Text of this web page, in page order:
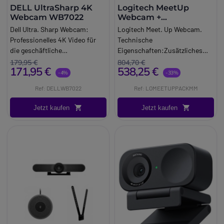
DELL UltraSharp 4K
Webcam WB7022
Dell Ultra. Sharp Webcam:
Professionelles 4K Video für
die geschäftliche
Zusammenarbeit.
179,95 €
171,95 € -4%
Ref: DELLWB7022
Jetzt kaufen
Logitech MeetUp
Webcam +
Erweiterungsmikrofon
Logitech Meet. Up Webcam.
Technische
Eigenschaften:Zusätzliches
Mikrofon für Logitech Meet. Up
Webcam. Mikrofon: Breitband,
Mono. Schalter/Tasten:
Mikrofon desaktivieren.
804,70 €
538,25 € -33%
Ref: LOMEETUPPACKMM
Jetzt kaufen